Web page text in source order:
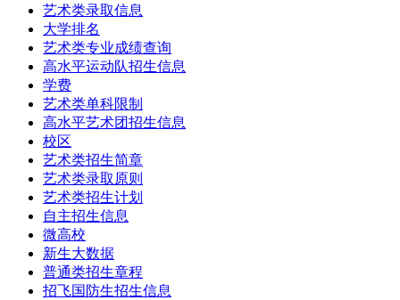
艺术类录取信息
大学排名
艺术类专业成绩查询
高水平运动队招生信息
学费
艺术类单科限制
高水平艺术团招生信息
校区
艺术类招生简章
艺术类录取原则
艺术类招生计划
自主招生信息
微高校
新生大数据
普通类招生章程
招飞国防生招生信息